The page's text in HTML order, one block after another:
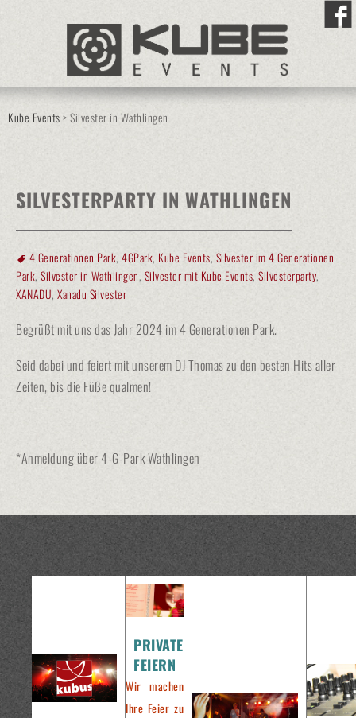
Kube Events>Silvester in Wathlingen
SILVESTERPARTY IN WATHLINGEN
4 Generationen Park, 4GPark, Kube Events, Silvester im 4 Generationen
Park, Silvester in Wathlingen, Silvester mit Kube Events, Silvesterparty,
XANADU, Xanadu Silvester
Begrüßt mit uns das Jahr 2024 im 4 Generationen Park.
Seid dabei und feiert mit unserem DJ Thomas zu den besten Hits aller
Zeiten, bis die Füße qualmen!
*Anmeldung über 4-G-Park Wathlingen
PRIVATE
FEIERN
Wir machen
Ihre Feier zu